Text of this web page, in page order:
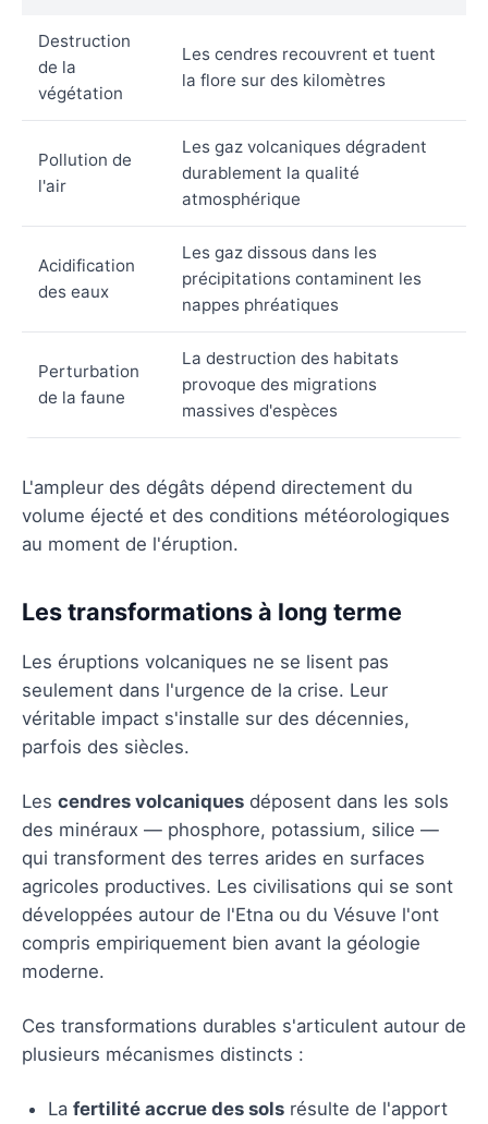
Destruction
de la
végétation
Les cendres recouvrent et tuent
la flore sur des kilomètres
Pollution de
l'air
Les gaz volcaniques dégradent
durablement la qualité
atmosphérique
Acidification
des eaux
Les gaz dissous dans les
précipitations contaminent les
nappes phréatiques
Perturbation
de la faune
La destruction des habitats
provoque des migrations
massives d'espèces
L'ampleur des dégâts dépend directement du
volume éjecté et des conditions météorologiques
au moment de l'éruption.
Les transformations à long terme
Les éruptions volcaniques ne se lisent pas
seulement dans l'urgence de la crise. Leur
véritable impact s'installe sur des décennies,
parfois des siècles.
Les cendres volcaniques déposent dans les sols
des minéraux — phosphore, potassium, silice —
qui transforment des terres arides en surfaces
agricoles productives. Les civilisations qui se sont
développées autour de l'Etna ou du Vésuve l'ont
compris empiriquement bien avant la géologie
moderne.
Ces transformations durables s'articulent autour de
plusieurs mécanismes distincts :
La fertilité accrue des sols résulte de l'apport